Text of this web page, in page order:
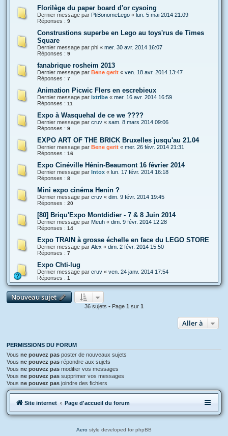
Florilège du paper board d'or cysoing
Dernier message par PtiBonomeLego « lun. 5 mai 2014 21:09
Réponses : 9
Construstions superbe en Lego au toys'rus de Times
Square
Dernier message par phi « mer. 30 avr. 2014 16:07
Réponses : 9
fanabrique rosheim 2013
Dernier message par Bene gerit « ven. 18 avr. 2014 13:47
Réponses : 7
Animation Picwic Flers en escrebieux
Dernier message par ixtribe « mer. 16 avr. 2014 16:59
Réponses : 11
Expo à Wasquehal de ce we ????
Dernier message par cruv « sam. 8 mars 2014 09:06
Réponses : 9
EXPO ART OF THE BRICK Bruxelles jusqu'au 21.04
Dernier message par Bene gerit « mer. 26 févr. 2014 21:31
Réponses : 16
Expo Cinéville Hénin-Beaumont 16 février 2014
Dernier message par Intox « lun. 17 févr. 2014 16:18
Réponses : 8
Mini expo cinéma Henin ?
Dernier message par cruv « dim. 9 févr. 2014 19:45
Réponses : 20
[80] Briqu'Expo Montdidier - 7 & 8 Juin 2014
Dernier message par Meuh « dim. 9 févr. 2014 12:28
Réponses : 14
Expo TRAIN à grosse échelle en face du LEGO STORE
Dernier message par Alex « dim. 2 févr. 2014 15:50
Réponses : 7
Expo Chti-lug
Dernier message par cruv « ven. 24 janv. 2014 17:54
Réponses : 1
Nouveau sujet
36 sujets • Page 1 sur 1
Aller à
PERMISSIONS DU FORUM
Vous ne pouvez pas poster de nouveaux sujets
Vous ne pouvez pas répondre aux sujets
Vous ne pouvez pas modifier vos messages
Vous ne pouvez pas supprimer vos messages
Vous ne pouvez pas joindre des fichiers
Site internet Page d'accueil du forum
Aero style developed for phpBB